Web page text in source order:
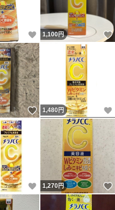
いいね！
1,100円
いいね！
1,480 円
いいね！
1,270円